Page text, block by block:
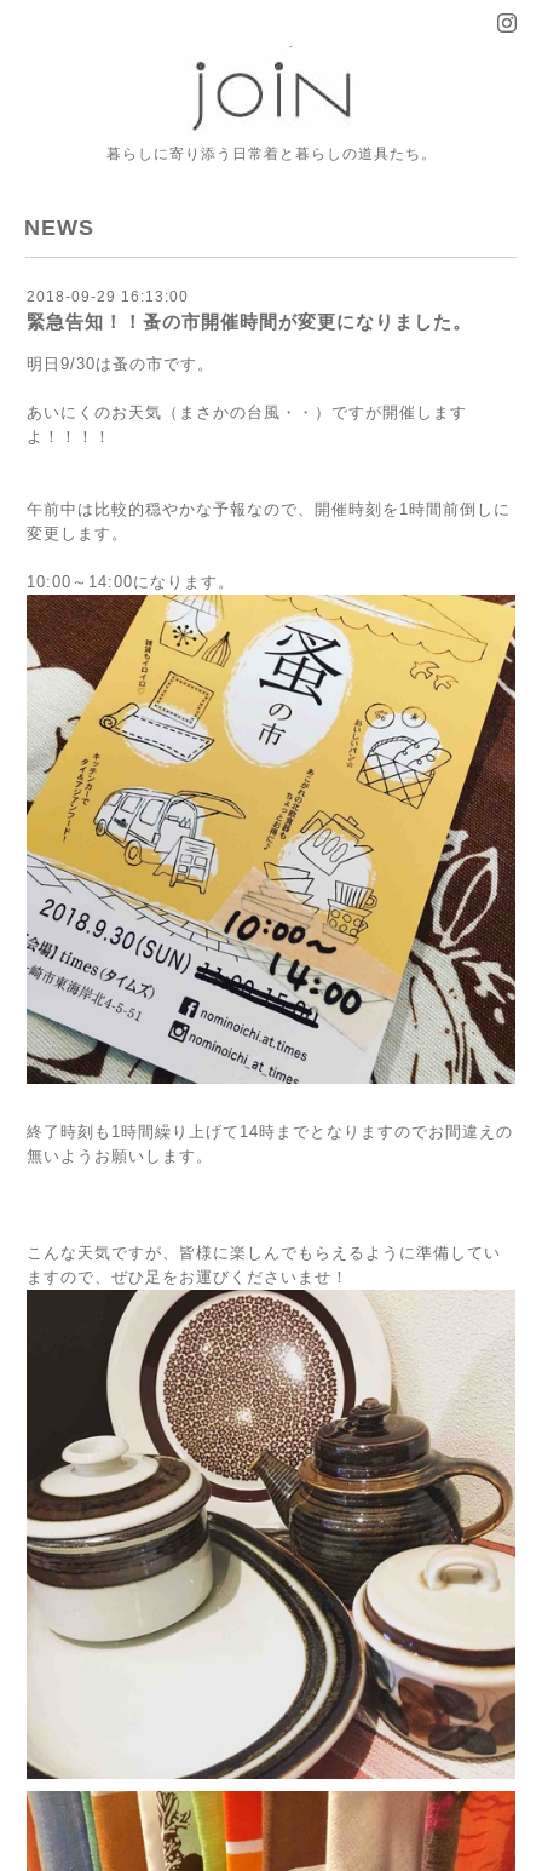
暮らしに寄り添う日常着と暮らしの道具たち。
NEWS
2018-09-29 16:13:00
緊急告知！！蚤の市開催時間が変更になりました。
明日9/30は蚤の市です。
あいにくのお天気（まさかの台風・・）ですが開催します
よ！！！！
午前中は比較的穏やかな予報なので、開催時刻を1時間前倒しに
変更します。
10:00～14:00になります。
終了時刻も1時間繰り上げて14時までとなりますのでお間違えの
無いようお願いします。
こんな天気ですが、皆様に楽しんでもらえるように準備してい
ますので、ぜひ足をお運びくださいませ！